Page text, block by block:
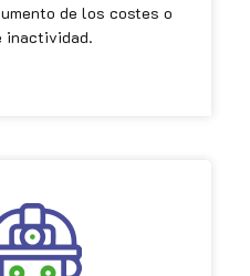
de los costes o
inactividad.